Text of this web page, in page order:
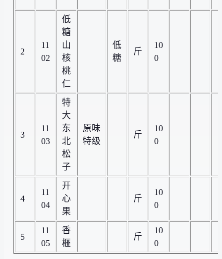
2
11
02
低
糖
山
核
桃
仁
低
糖
斤
10
0
3
11
03
特
大
东
北
松
子
原味
特级
斤
10
0
4
11
04
开
心
果
斤
10
0
5
11
05
香
榧
斤
10
0